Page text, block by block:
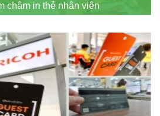
châm in thẻ nhân viên